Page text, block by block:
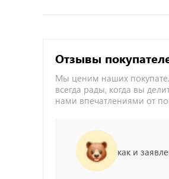
Отзывы
Мы ценим наших
всегда рады, когда вы
нами впечатлениями от
как и